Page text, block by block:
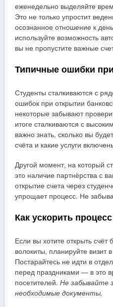
еженедельно выделяйте
Это не только упростит
осознанное отношение к
используйте возможность
вы не пропустите важные
Типичные ошибки
Студенты сталкиваются с
ошибок при открытии
некоторые забывают
итоге сталкиваются с
важно знать, сколько вы
счёта и какие услуги
Другой момент, на который
это наличие партнёрства с
открытие счета через
упрощает процесс. Не
Как ускорить
Если вы хотите открыть
волокиты, планируйте визит
Постарайтесь не идти в
перед праздниками — в это
посетителей. Не забывайте
необходимые документы.